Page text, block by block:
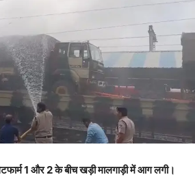
1 और 2 के बीच खड़ी मालगाड़ी में आग लगी।